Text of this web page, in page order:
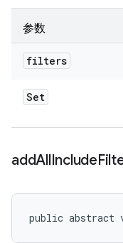
参数
filters
Set
addAllInclude
public abstract